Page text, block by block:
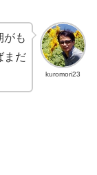
kuromori23
がも
まだ